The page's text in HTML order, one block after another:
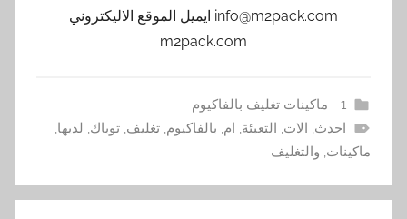
info@m2pack.com ايميل الموقع الاليكتروني
m2pack.com
1 - ماكينات تغليف بالفاكيوم
احدث, الات, التعبئة, ام, بالفاكيوم,تغليف,توباك, لديها,
ماكينات, والتغليف